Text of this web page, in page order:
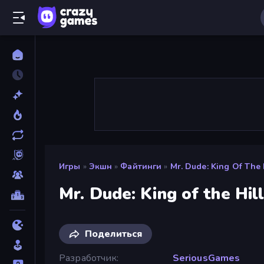
Игры » Экшн » Файтинги » Mr. Dude: King Of
Mr. Dude: King of the Hill
Поделиться
Разработчик
SeriousGames